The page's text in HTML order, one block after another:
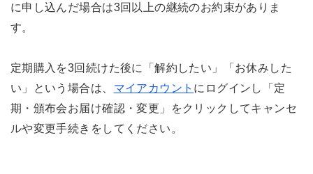
に申し込んだ場合は3回以上の継続のお約束がありま
す。
定期購入を3回続けた後に「解約したい」「お休みした
い」という場合は、 マイアカウント にログインし「定
期・頒布会お届け確認・変更」をクリックしてキャンセ
ルや変更手続きをしてください。